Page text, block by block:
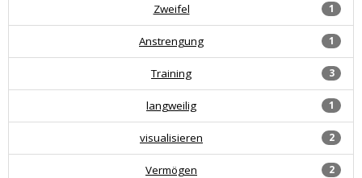
1
Zweifel
1
Anstrengung
3
Training
1
langweilig
2
visualisieren
2
Vermögen